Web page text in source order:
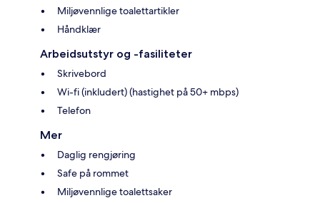
Miljøvennlige toalettartikler
Håndklær
Arbeidsutstyr og -fasiliteter
Skrivebord
Wi-fi (inkludert) (hastighet på 50+ mbps)
Telefon
Mer
Daglig rengjøring
Safe på rommet
Miljøvennlige toalettsaker